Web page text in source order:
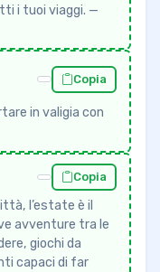
i tuoi viaggi. —
Copia
in valigia con
Copia
l’estate è il
avventure tra le
giochi da
capaci di far